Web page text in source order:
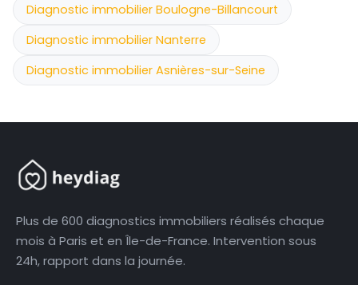
Diagnostic immobilier Boulogne-Billancourt
Diagnostic immobilier Nanterre
Diagnostic immobilier Asnières-sur-Seine
Plus de 600 diagnostics immobiliers réalisés chaque
mois à Paris et en Île-de-France. Intervention sous
24h, rapport dans la journée.